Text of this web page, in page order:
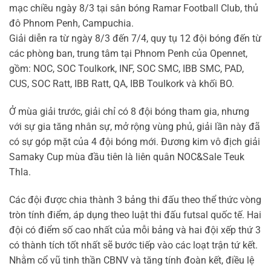
mạc chiều ngày 8/3 tại sân bóng Ramar Football Club, thủ
đô Phnom Penh, Campuchia.
Giải diễn ra từ ngày 8/3 đến 7/4, quy tụ 12 đội bóng đến từ
các phòng ban, trung tâm tại Phnom Penh của Opennet,
gồm: NOC, SOC Toulkork, INF, SOC SMC, IBB SMC, PAD,
CUS, SOC Ratt, IBB Ratt, QA, IBB Toulkork và khối BO.
Ở mùa giải trước, giải chỉ có 8 đội bóng tham gia, nhưng
với sự gia tăng nhân sự, mở rộng vùng phủ, giải lần này đã
có sự góp mặt của 4 đội bóng mới. Đương kim vô địch giải
Samaky Cup mùa đầu tiên là liên quân NOC&Sale Teuk
Thla.
Các đội được chia thành 3 bảng thi đấu theo thể thức vòng
tròn tính điểm, áp dụng theo luật thi đấu futsal quốc tế. Hai
đội có điểm số cao nhất của mỗi bảng và hai đội xếp thứ 3
có thành tích tốt nhất sẽ bước tiếp vào các loạt trận tứ kết.
Nhằm cổ vũ tinh thần CBNV và tăng tính đoàn kết, điều lệ